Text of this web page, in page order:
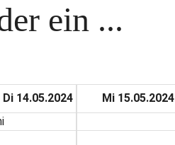
ein ...
Di 14.05.2024
Mi 15.05.2024